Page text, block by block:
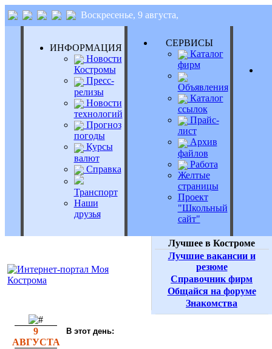
Воскресенье, 9 августа,
ИНФОРМАЦИЯ
Новости
Костромы
Пресс-
релизы
Новости
технологий
Прогноз
погоды
Курсы
валют
Справка
Транспорт
Наши
друзья
СЕРВИСЫ
Каталог
фирм
Объявления
Каталог
ссылок
Прайс-
лист
Архив
файлов
Работа
Желтые
страницы
Проект
"Школьный
сайт"
Лучшее в Костроме
Лучшие вакансии и
резюме
Справочник фирм
Общайся на форуме
Знакомства
9
АВГУСТА
В этот день: